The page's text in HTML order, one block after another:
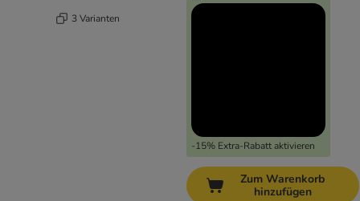
3 Varianten
-15% Extra-Rabatt aktivieren
Zum Warenkorb
hinzufügen